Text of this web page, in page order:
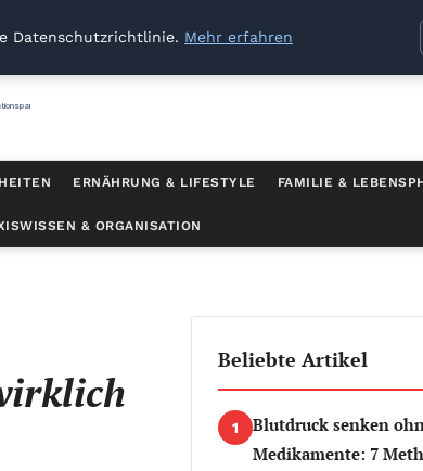
ERNÄHRUNG & LIFESTYLE FAMILIE &
& ORGANISATION
2026?
Beliebte Artikel
1
Blutdruck senken
Medikamente: 7
Datenschutzrichtlinie. Mehr erfahren